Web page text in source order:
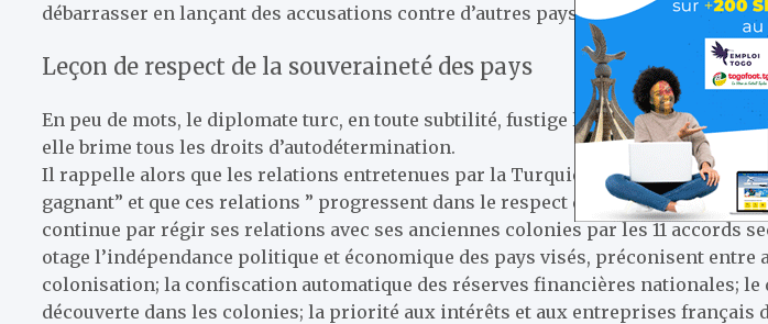
débarrasser en lançant des accusations contre d’autres pays, dont la Türkiye”,
Leçon de respect de la souveraineté des pays
En peu de mots, le diplomate turc, en toute subtilité, fustige l’hégémonie
elle brime tous les droits d’autodétermination.
Il rappelle alors que les relations entretenues par la Turquie avec les pays
gagnant” et que ces relations ” progressent dans le respect de la volonté des
continue par régir ses relations avec ses anciennes colonies par les 11 accords
otage l’indépendance politique et économique des pays visés, préconisent
colonisation; la confiscation automatique des réserves financières nationales;
découverte dans les colonies; la priorité aux intérêts et aux entreprises